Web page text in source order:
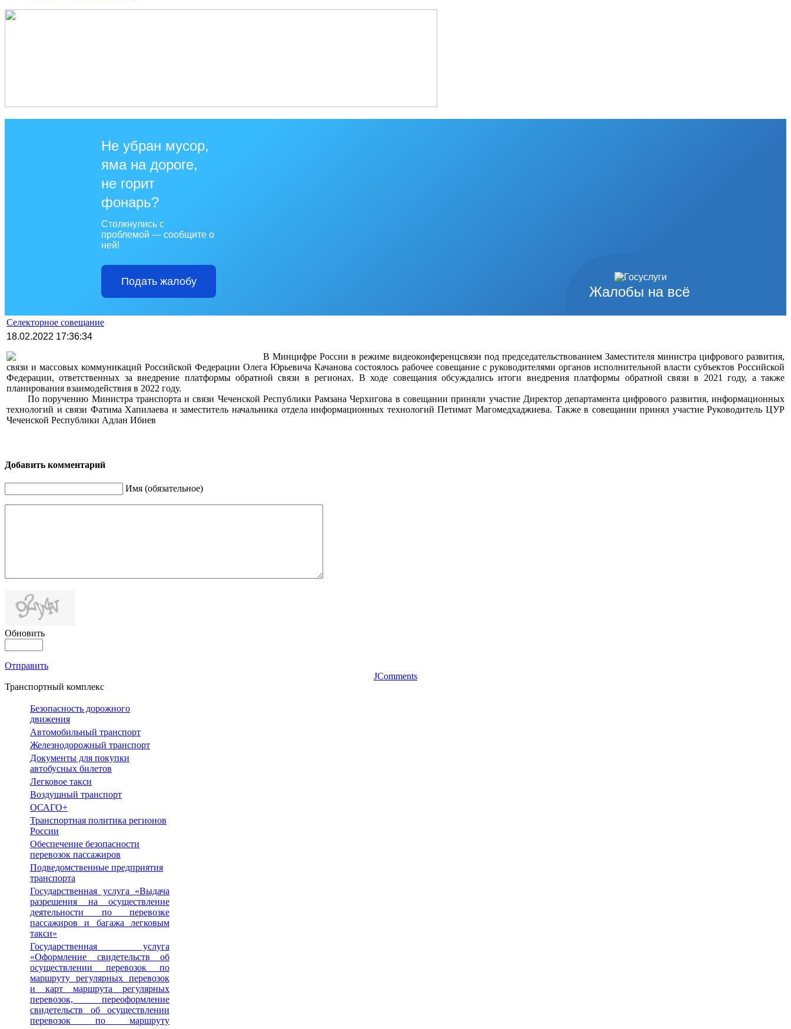
Жалобы на всё
Не убран мусор,
яма на дороге,
не горит
фонарь?
Столкнулись с
проблемой — сообщите о
ней!
Подать жалобу
Селекторное совещание
18.02.2022 17:36:34
В Минцифре России в режиме видеоконференцсвязи под председательствованием Заместителя министра цифрового развития,
связи и массовых коммуникаций Российской Федерации Олега Юрьевича Качанова состоялось рабочее совещание с руководителями органов исполнительной власти субъектов Российской
Федерации, ответственных за внедрение платформы обратной связи в регионах. В ходе совещания обсуждались итоги внедрения платформы обратной связи в 2021 году, а также
планирования взаимодействия в 2022 году.
По поручению Министра транспорта и связи Чеченской Республики Рамзана Черхигова в совещании приняли участие Директор департамента цифрового развития, информационных
технологий и связи Фатима Хапилаева и заместитель начальника отдела информационных технологий Петимат Магомедхаджиева. Также в совещании принял участие Руководитель ЦУР
Чеченской Республики Адлан Ибиев
Добавить комментарий
Имя (обязательное)
Обновить
Отправить
JComments
Транспортный комплекс
Безопасность дорожного
движения
Автомобильный транспорт
Железнодорожный транспорт
Документы для покупки
автобусных билетов
Легковое такси
Воздушный транспорт
ОСАГО+
Транспортная политика регионов
России
Обеспечение безопасности
перевозок пассажиров
Подведомственные предприятия
транспорта
Государственная услуга «Выдача
разрешения на осуществление
деятельности по перевозке
пассажиров и багажа легковым
такси»
Государственная услуга
«Оформление свидетельств об
осуществлении перевозок по
маршруту регулярных перевозок
и карт маршрута регулярных
перевозок, переоформление
свидетельств об осуществлении
перевозок по маршруту